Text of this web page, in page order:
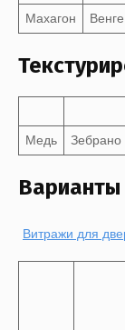
Махагон Венге
Медь Зебрано
Варианты
Витражи для